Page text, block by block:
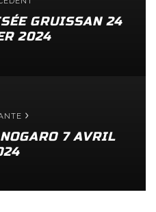
GRUISSAN 24
2024
7 AVRIL